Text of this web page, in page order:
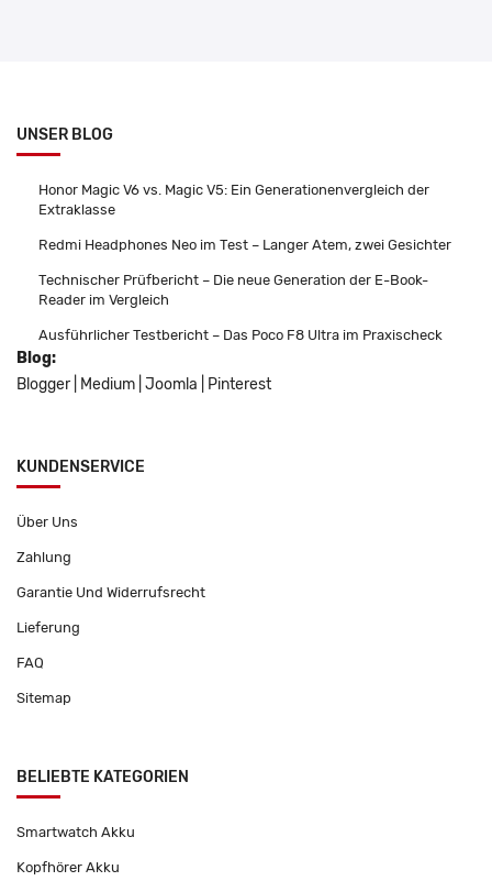
UNSER BLOG
Honor Magic V6 vs. Magic V5: Ein Generationenvergleich der
Extraklasse
Redmi Headphones Neo im Test – Langer Atem, zwei Gesichter
Technischer Prüfbericht – Die neue Generation der E-Book-
Reader im Vergleich
Ausführlicher Testbericht – Das Poco F8 Ultra im Praxischeck
Blog:
Blogger
Medium Joomla Pinterest
KUNDENSERVICE
Über Uns
Zahlung
Garantie Und Widerrufsrecht
Lieferung
FAQ
Sitemap
BELIEBTE KATEGORIEN
Smartwatch Akku
Kopfhörer Akku